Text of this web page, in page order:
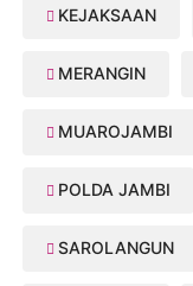
KEJAKSAAN
MERANGIN
MUAROJAMBI
POLDA JAMBI
SAROLANGUN